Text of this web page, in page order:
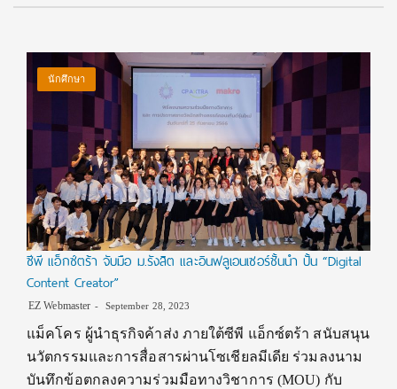
นักศึกษา
ซีพี แอ็กซ์ตร้า จับมือ ม.รังสิต และอินฟลูเอนเซอร์ชั้นนำ ปั้น “Digital
Content Creator”
EZ Webmaster September 28, 2023
แม็คโคร ผู้นำธุรกิจค้าส่ง ภายใต้ซีพี แอ็กซ์ตร้า สนับสนุน
นวัตกรรมและการสื่อสารผ่านโซเชียลมีเดีย ร่วมลงนาม
บันทึกข้อตกลงความร่วมมือทางวิชาการ (MOU) กับ